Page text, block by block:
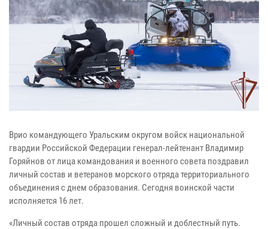
Врио командующего Уральским округом войск национальной
гвардии Российской Федерации генерал-лейтенант Владимир
Горяйнов от лица командования и военного совета поздравил
личный состав и ветеранов морского отряда территориального
объединения с днем образования. Сегодня воинской части
исполняется 16 лет.
«Личный состав отряда прошел сложный и доблестный путь.